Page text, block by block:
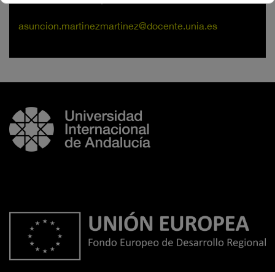
asuncion.martinezmartinez@docente.unia.es